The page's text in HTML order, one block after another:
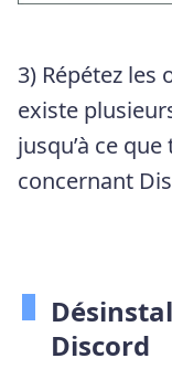
3) Répétez les
existe
jusqu’à ce
concernant
Discord